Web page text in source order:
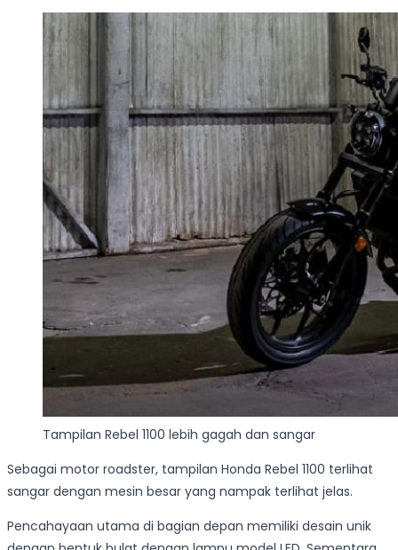
Tampilan Rebel 1100 lebih gagah dan sangar
Sebagai motor roadster, tampilan Honda Rebel 1100 terlihat
sangar dengan mesin besar yang nampak terlihat jelas.
Pencahayaan utama di bagian depan memiliki desain unik